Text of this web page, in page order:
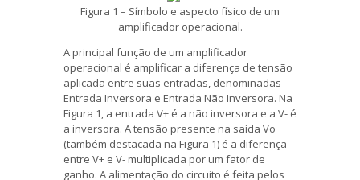
Figura 1 – Símbolo e aspecto físico de um
amplificador operacional.
A principal função de um amplificador
operacional é amplificar a diferença de tensão
aplicada entre suas entradas, denominadas
Entrada Inversora e Entrada Não Inversora. Na
Figura 1, a entrada V+ é a não inversora e a V- é
a inversora. A tensão presente na saída Vo
(também destacada na Figura 1) é a diferença
entre V+ e V- multiplicada por um fator de
ganho. A alimentação do circuito é feita pelos